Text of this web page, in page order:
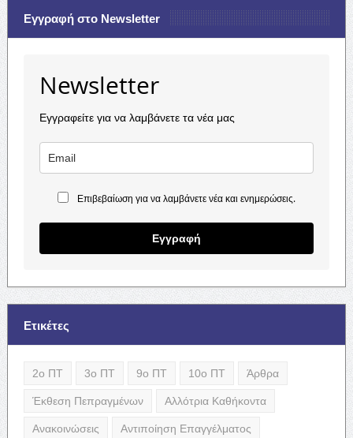
Εγγραφή στο Newsletter
Newsletter
Εγγραφείτε για να λαμβάνετε τα νέα μας
Επιβεβαίωση για να λαμβάνετε νέα και ενημερώσεις.
Εγγραφή
Ετικέτες
2ο ΠΤ 3ο ΠΤ 9ο ΠΤ 10ο ΠΤ Άρθρα
Έκθεση Πεπραγμένων Αλλότρια Καθήκοντα
Ανακοινώσεις Αντιποίηση Επαγγέλματος